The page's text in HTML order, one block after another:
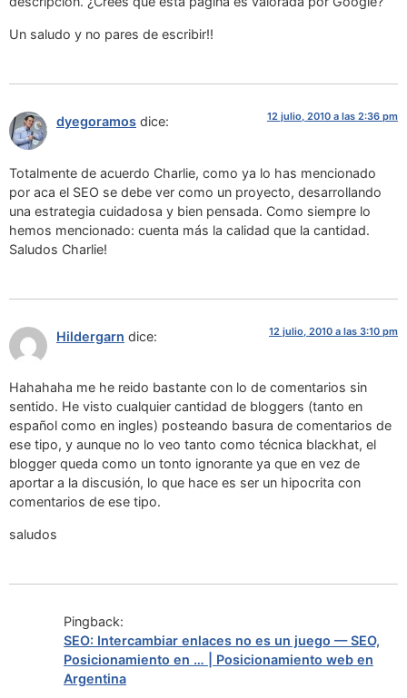
Un saludo y no pares de escribir!!
dyegoramos dice: 12 julio, 2010 a las 2:36 pm
Totalmente de acuerdo Charlie, como ya lo has mencionado
por aca el SEO se debe ver como un proyecto, desarrollando
una estrategia cuidadosa y bien pensada. Como siempre lo
hemos mencionado: cuenta más la calidad que la cantidad.
Saludos Charlie!
Hildergarn dice: 12 julio, 2010 a las 3:10 pm
Hahahaha me he reido bastante con lo de comentarios sin
sentido. He visto cualquier cantidad de bloggers (tanto en
español como en ingles) posteando basura de comentarios de
ese tipo, y aunque no lo veo tanto como técnica blackhat, el
blogger queda como un tonto ignorante ya que en vez de
aportar a la discusión, lo que hace es ser un hipocrita con
comentarios de ese tipo.
saludos
Pingback:
SEO: Intercambiar enlaces no es un juego — SEO,
Posicionamiento en … | Posicionamiento web en
Argentina